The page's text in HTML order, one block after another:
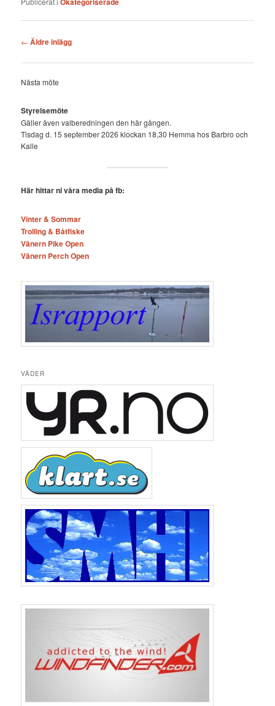
Inläggsnavigering
← Äldre inlägg
Nästa möte
Styrelsemöte
Gäller även valberedningen den här gången.
Tisdag d. 15 september 2026 klockan 18,30 Hemma hos Barbro och
Kalle
Här hittar ni våra media på fb:
Vinter & Sommar
Trolling & Båtfiske
Vänern Pike Open
Vänern Perch Open
VÄDER